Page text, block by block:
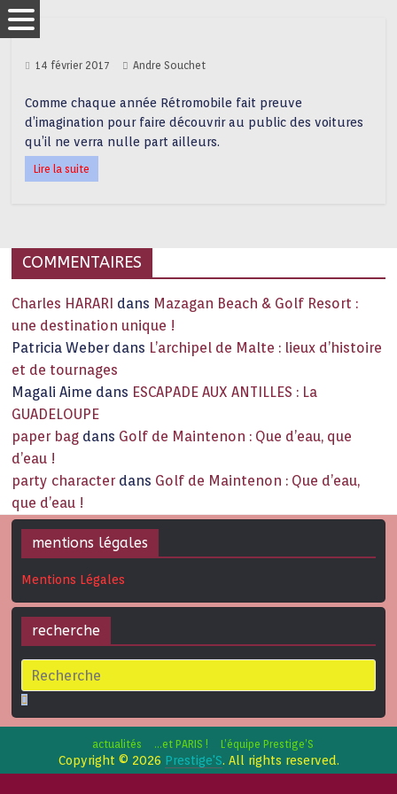
14 février 2017 Andre Souchet
Comme chaque année Rétromobile fait preuve
d’imagination pour faire découvrir au public des voitures
qu’il ne verra nulle part ailleurs.
Lire la suite
COMMENTAIRES
Charles HARARI dans Mazagan Beach & Golf Resort :
une destination unique !
Patricia Weber dans L’archipel de Malte : lieux d’histoire
et de tournages
Magali Aime dans ESCAPADE AUX ANTILLES : La
GUADELOUPE
paper bag dans Golf de Maintenon : Que d’eau, que
d’eau !
party character dans Golf de Maintenon : Que d’eau,
que d’eau !
mentions légales
Mentions Légales
recherche
actualités …et PARIS ! L’équipe Prestige’S
Copyright © 2026 Prestige'S. All rights reserved.